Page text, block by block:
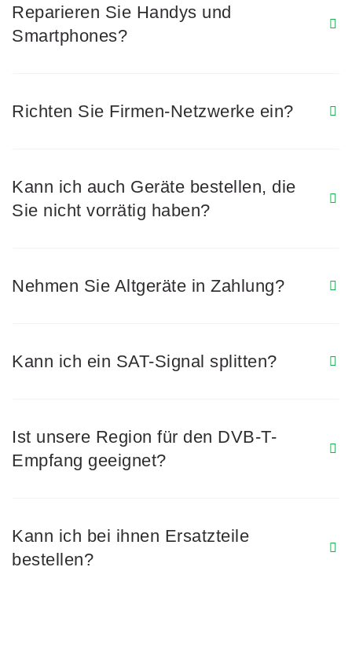
Reparieren Sie Handys und
Smartphones?
Richten Sie Firmen-Netzwerke ein?
Kann ich auch Geräte bestellen, die
Sie nicht vorrätig haben?
Nehmen Sie Altgeräte in Zahlung?
Kann ich ein SAT-Signal splitten?
Ist unsere Region für den DVB-T-
Empfang geeignet?
Kann ich bei ihnen Ersatzteile
bestellen?